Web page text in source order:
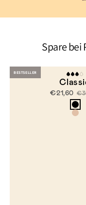
Spare bei
BESTSELLER
€21,60